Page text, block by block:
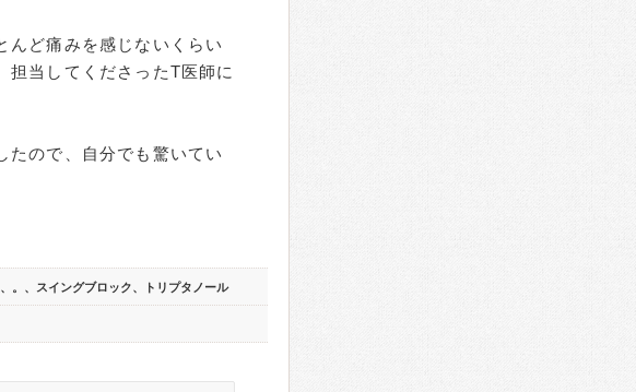
んど痛みを感じないくらい
担当してくださったT医師に
たので、自分でも驚いてい
。、スイングブロック、トリプタノール